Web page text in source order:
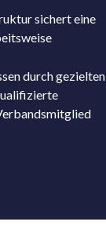
sichert eine
durch gezielten